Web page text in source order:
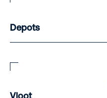
Depots
Vloot